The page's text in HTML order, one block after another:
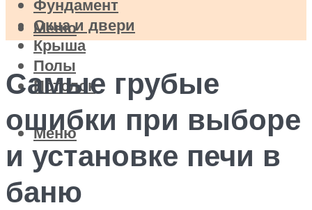
Фундамент
Окна и двери
Крыша
Полы
Потолок
Меню
Меню
Самые грубые
ошибки при выборе
и установке печи в
баню